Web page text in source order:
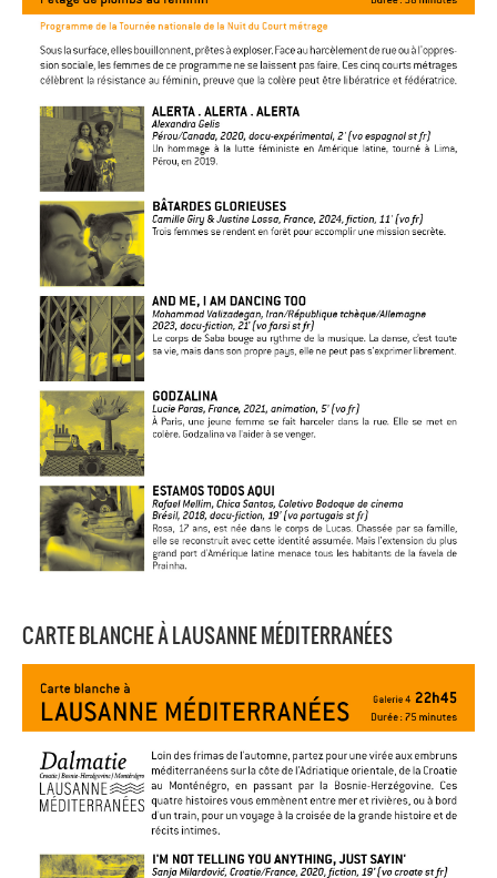
CARTE BLANCHE À LAUSANNE MÉDITERRANÉES